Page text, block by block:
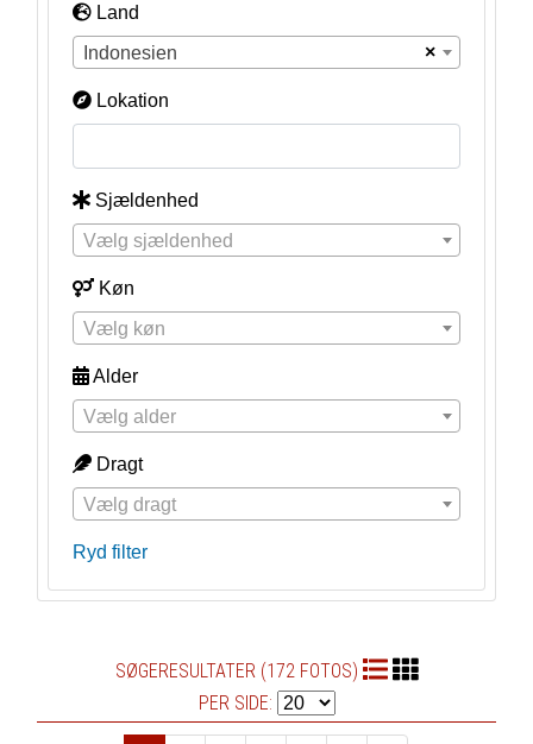
Land
×
Indonesien
Lokation
Sjældenhed
Vælg sjældenhed
Køn
Vælg køn
Alder
Vælg alder
Dragt
Vælg dragt
Ryd filter
SØGERESULTATER (172 FOTOS)
PER SIDE: